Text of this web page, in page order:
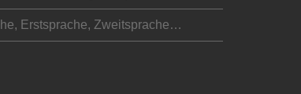
Erstsprache, Zweitsprache…